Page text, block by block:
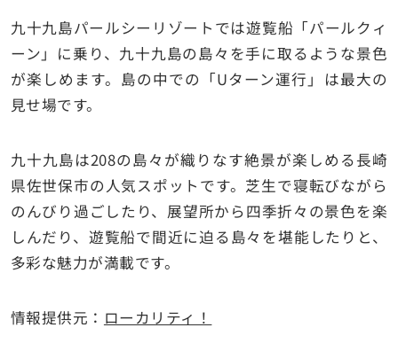
九十九島パールシーリゾートでは遊覧船「パールクィ
ーン」に乗り、九十九島の島々を手に取るような景色
が楽しめます。島の中での「Uターン運行」は最大の
見せ場です。
九十九島は208の島々が織りなす絶景が楽しめる長崎
県佐世保市の人気スポットです。芝生で寝転びながら
のんびり過ごしたり、展望所から四季折々の景色を楽
しんだり、遊覧船で間近に迫る島々を堪能したりと、
多彩な魅力が満載です。
情報提供元： ローカリティ！